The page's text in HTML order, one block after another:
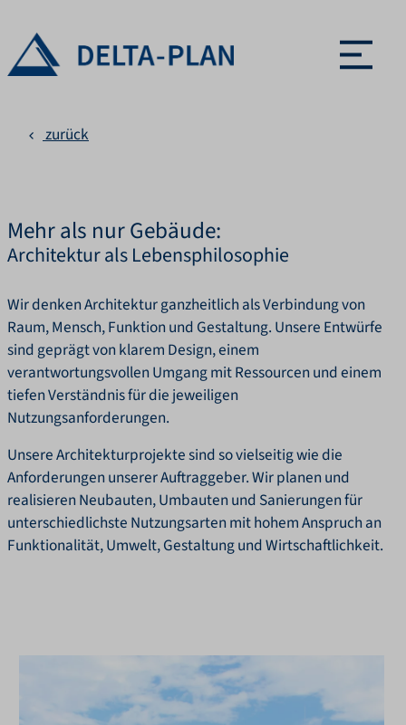
Menü
zurück
Mehr als nur Gebäude:
Architektur als Lebensphilosophie
Wir denken Architektur ganzheitlich als Verbindung von
Raum, Mensch, Funktion und Gestaltung. Unsere Entwürfe
sind geprägt von klarem Design, einem
verantwortungsvollen Umgang mit Ressourcen und einem
tiefen Verständnis für die jeweiligen
Nutzungsanforderungen.
Unsere Architekturprojekte sind so vielseitig wie die
Anforderungen unserer Auftraggeber. Wir planen und
realisieren Neubauten, Umbauten und Sanierungen für
unterschiedlichste Nutzungsarten mit hohem Anspruch an
Funktionalität, Umwelt, Gestaltung und Wirtschaftlichkeit.